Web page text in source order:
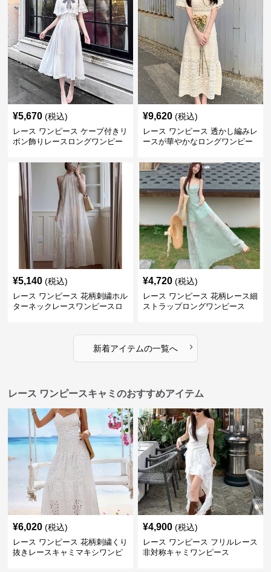
¥5,670 (税込)
レース ワンピース ケープ付きリ
ボン飾りレースロングワンピー
¥9,620 (税込)
レース ワンピース 透かし編みレ
ースが華やかなロングワンピー
¥5,140 (税込)
レース ワンピース 花柄刺繍ホル
ターネックレースワンピースロ
¥4,720 (税込)
レース ワンピース 花柄レース細
ストラップロングワンピース
新着アイテムの一覧へ ›
レース ワンピースキャミのおすすめアイテム
¥6,020 (税込)
レース ワンピース 花柄刺繍くり
抜きレースキャミマキシワンピ
¥4,900 (税込)
レース ワンピース フリルレース
非対称キャミワンピース